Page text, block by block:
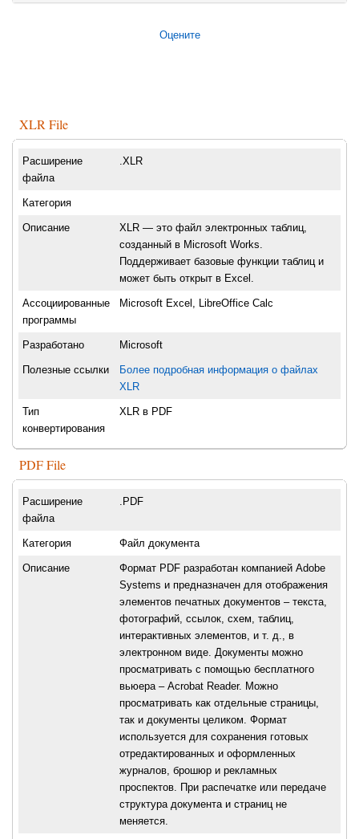
Оцените
XLR File
Расширение
файла
.XLR
Категория
Описание
XLR — это файл электронных таблиц,
созданный в Microsoft Works.
Поддерживает базовые функции таблиц и
может быть открыт в Excel.
Ассоциированные
программы
Microsoft Excel, LibreOffice Calc
Разработано Microsoft
Полезные ссылки
Более подробная информация о файлах
XLR
Тип
конвертирования
XLR в PDF
PDF File
Расширение
файла
.PDF
Категория Файл документа
Описание
Формат PDF разработан компанией Adobe
Systems и предназначен для отображения
элементов печатных документов – текста,
фотографий, ссылок, схем, таблиц,
интерактивных элементов, и т. д., в
электронном виде. Документы можно
просматривать с помощью бесплатного
вьюера – Acrobat Reader. Можно
просматривать как отдельные страницы,
так и документы целиком. Формат
используется для сохранения готовых
отредактированных и оформленных
журналов, брошюр и рекламных
проспектов. При распечатке или передаче
структура документа и страниц не
меняется.